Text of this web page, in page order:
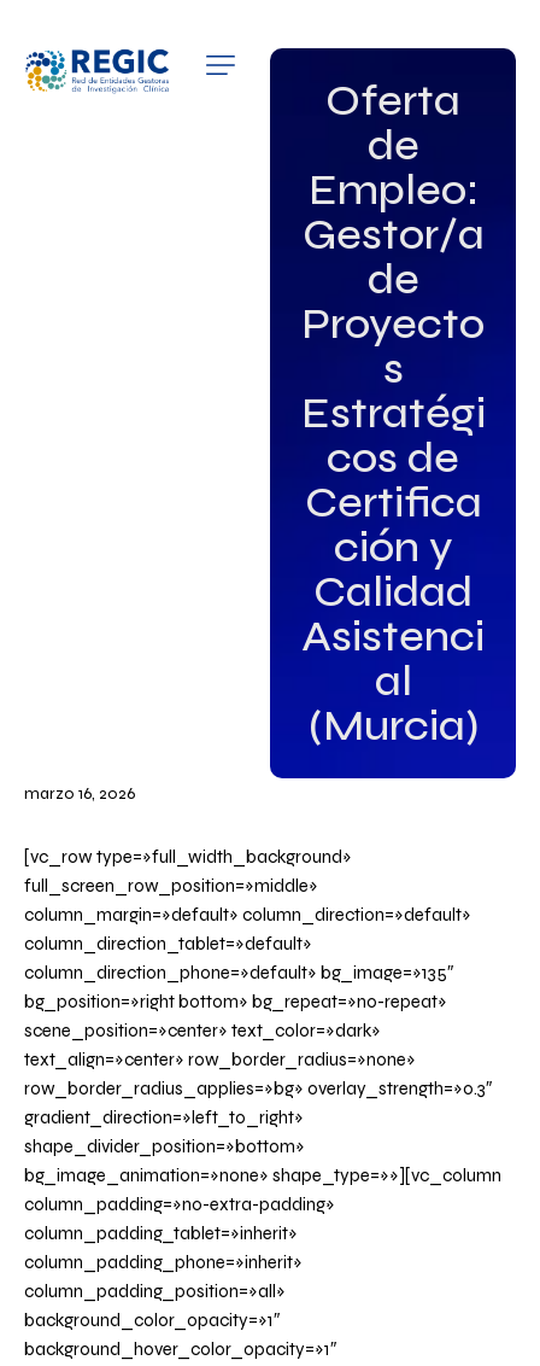
Oferta
de
Empleo:
Gestor/a
de
Proyecto
s
Estratégi
cos de
Certifica
ción y
Calidad
Asistenci
al
(Murcia)
QUIÉNES SOMOS
PATROCINADORES
GRUPOS DE INTERÉS
marzo 16, 2026
[vc_row type=»full_width_background»
full_screen_row_position=»middle»
column_margin=»default» column_direction=»default»
column_direction_tablet=»default»
column_direction_phone=»default» bg_image=»135″
bg_position=»right bottom» bg_repeat=»no-repeat»
scene_position=»center» text_color=»dark»
text_align=»center» row_border_radius=»none»
row_border_radius_applies=»bg» overlay_strength=»0.3″
gradient_direction=»left_to_right»
shape_divider_position=»bottom»
bg_image_animation=»none» shape_type=»»][vc_column
column_padding=»no-extra-padding»
column_padding_tablet=»inherit»
column_padding_phone=»inherit»
column_padding_position=»all»
background_color_opacity=»1″
background_hover_color_opacity=»1″